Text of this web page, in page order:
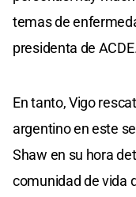
temas de
presidenta de
En tanto, Vigo
argentino en este
Shaw en su hora
comunidad de vida